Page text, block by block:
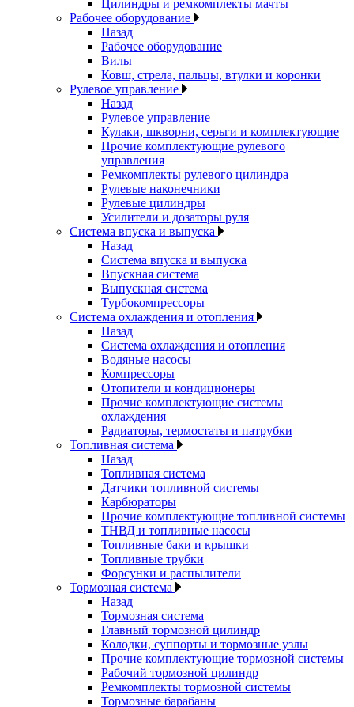
Цилиндры и ремкомплекты мачты
Рабочее оборудование
Назад
Рабочее оборудование
Вилы
Ковш, стрела, пальцы, втулки и коронки
Рулевое управление
Назад
Рулевое управление
Кулаки, шкворни, серьги и комплектующие
Прочие комплектующие рулевого
управления
Ремкомплекты рулевого цилиндра
Рулевые наконечники
Рулевые цилиндры
Усилители и дозаторы руля
Система впуска и выпуска
Назад
Система впуска и выпуска
Впускная система
Выпускная система
Турбокомпрессоры
Система охлаждения и отопления
Назад
Система охлаждения и отопления
Водяные насосы
Компрессоры
Отопители и кондиционеры
Прочие комплектующие системы
охлаждения
Радиаторы, термостаты и патрубки
Топливная система
Назад
Топливная система
Датчики топливной системы
Карбюраторы
Прочие комплектующие топливной системы
ТНВД и топливные насосы
Топливные баки и крышки
Топливные трубки
Форсунки и распылители
Тормозная система
Назад
Тормозная система
Главный тормозной цилиндр
Колодки, суппорты и тормозные узлы
Прочие комплектующие тормозной системы
Рабочий тормозной цилиндр
Ремкомплекты тормозной системы
Тормозные барабаны